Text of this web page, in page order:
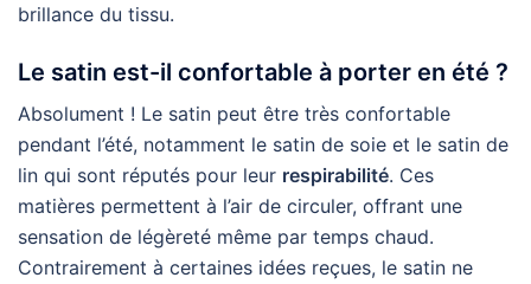
brillance du tissu.
Le satin est-il confortable à porter en été ?
Absolument ! Le satin peut être très confortable
pendant l’été, notamment le satin de soie et le satin de
lin qui sont réputés pour leur respirabilité. Ces
matières permettent à l’air de circuler, offrant une
sensation de légèreté même par temps chaud.
Contrairement à certaines idées reçues, le satin ne